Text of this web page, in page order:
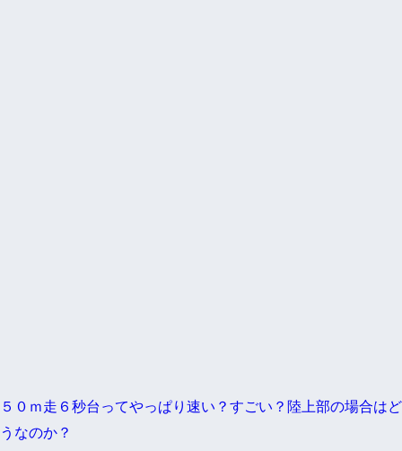
５０ｍ走６秒台ってやっぱり速い？すごい？陸上部の場合はど
うなのか？